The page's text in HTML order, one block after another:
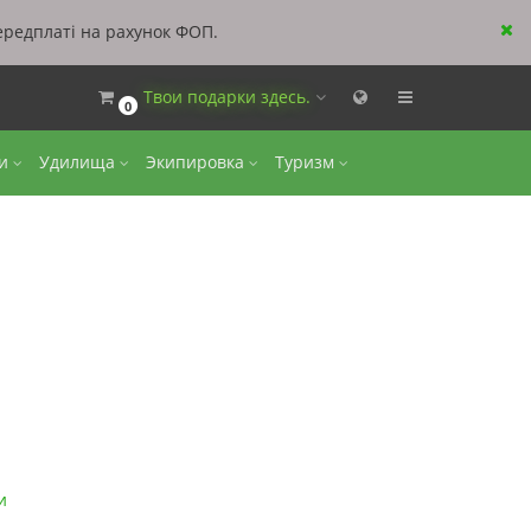
на рахунок ФОП.
0 Твои подарки здесь.
Удилища Экипировка Туризм